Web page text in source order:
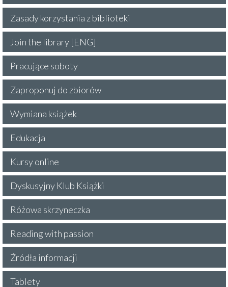
Zasady korzystania z biblioteki
Join the library [ENG]
Pracujące soboty
Zaproponuj do zbiorów
Wymiana książek
Edukacja
Kursy online
Dyskusyjny Klub Książki
Różowa skrzyneczka
Reading with passion
Źródła informacji
Tablety